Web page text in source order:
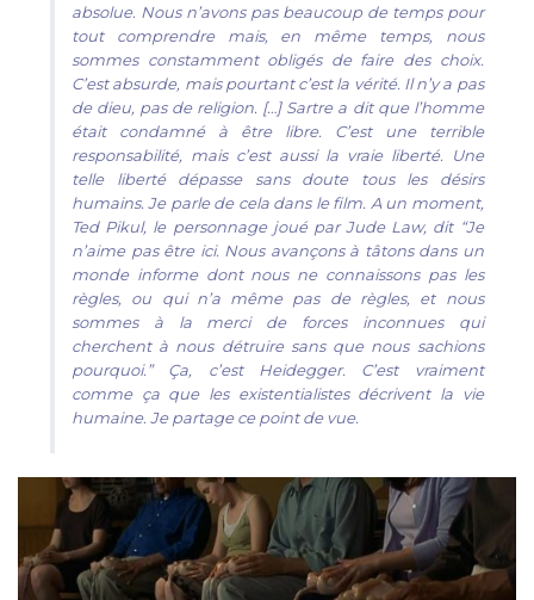
absolue. Nous n’avons pas beaucoup de temps pour
tout comprendre mais, en même temps, nous
sommes constamment obligés de faire des choix.
C’est absurde, mais pourtant c’est la vérité. Il n’y a pas
de dieu, pas de religion. […] Sartre a dit que l’homme
était condamné à être libre. C’est une terrible
responsabilité, mais c’est aussi la vraie liberté. Une
telle liberté dépasse sans doute tous les désirs
humains. Je parle de cela dans le film. A un moment,
Ted Pikul, le personnage joué par Jude Law, dit “Je
n’aime pas être ici. Nous avançons à tâtons dans un
monde informe dont nous ne connaissons pas les
règles, ou qui n’a même pas de règles, et nous
sommes à la merci de forces inconnues qui
cherchent à nous détruire sans que nous sachions
pourquoi.” Ça, c’est Heidegger. C’est vraiment
comme ça que les existentialistes décrivent la vie
humaine. Je partage ce point de vue.